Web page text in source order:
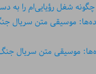
چگونه شغل رؤیایی‌ام را به